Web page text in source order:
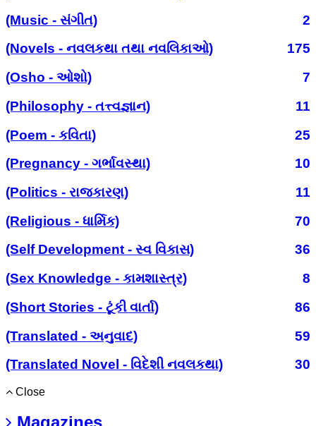
(Music - સંગીત)
2
(Novels - નવલકથા તથા નવલિકાઓ)
175
(Osho - ઓશો)
7
(Philosophy - તત્ત્વજ્ઞાન)
11
(Poem - કવિતા)
25
(Pregnancy - ગર્ભાવસ્થા)
10
(Politics - રાજકારણ)
11
(Religious - ધાર્મિક)
70
(Self Development - સ્વ વિકાસ)
36
(Sex Knowledge - કામશાસ્ત્ર)
8
(Short Stories - ટૂંકી વાર્તા)
86
(Translated - અનુવાદ)
59
(Translated Novel - વિદેશી નવલકથા)
30
Close
Magazines